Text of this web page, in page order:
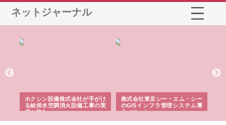
ネットジャーナル
ホクシン設備株式会社が手がけ
る給排水空調消火設備工事の実
績と強み
株式会社東京シー・エム・シー
のGISインフラ管理システム導
入メリット